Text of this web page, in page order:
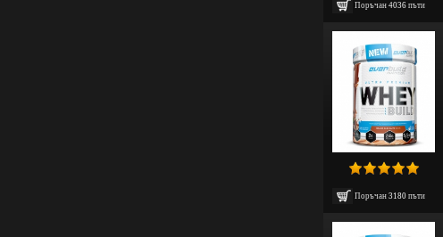
Поръчан 4036 пъти
Поръчан 3180 пъти